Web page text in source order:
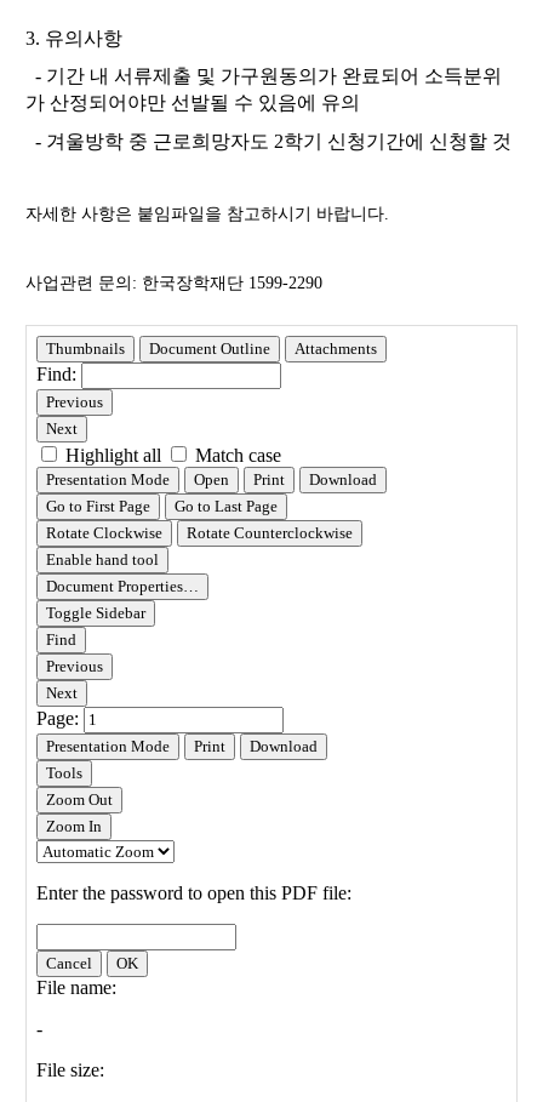
3. 유의사항
- 기간 내 서류제출 및 가구원동의가 완료되어 소득분위
가 산정되어야만 선발될 수 있음에 유의
- 겨울방학 중 근로희망자도 2학기 신청기간에 신청할 것
자세한 사항은 붙임파일을 참고하시기 바랍니다.
사업관련 문의: 한국장학재단 1599-2290